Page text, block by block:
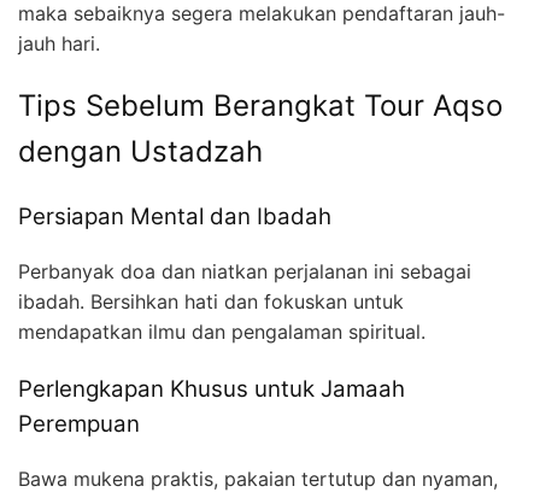
maka sebaiknya segera melakukan pendaftaran jauh-
jauh hari.
Tips Sebelum Berangkat Tour Aqso
dengan Ustadzah
Persiapan Mental dan Ibadah
Perbanyak doa dan niatkan perjalanan ini sebagai
ibadah. Bersihkan hati dan fokuskan untuk
mendapatkan ilmu dan pengalaman spiritual.
Perlengkapan Khusus untuk Jamaah
Perempuan
Bawa mukena praktis, pakaian tertutup dan nyaman,